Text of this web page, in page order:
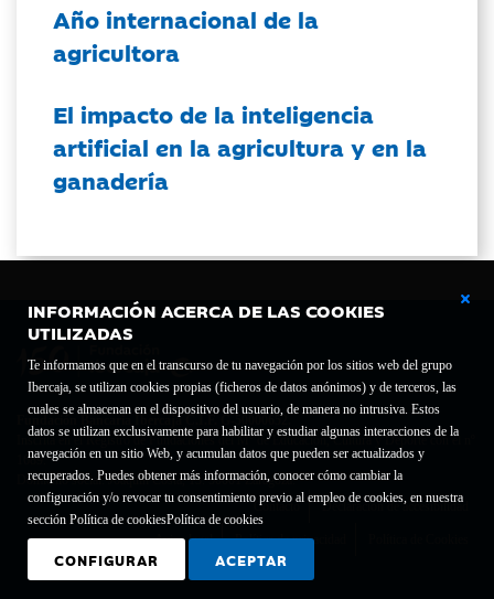
INFORMACIÓN ACERCA DE LAS COOKIES
UTILIZADAS
Te informamos que en el transcurso de tu navegación por los sitios web del grupo
Ibercaja, se utilizan cookies propias (ficheros de datos anónimos) y de terceros, las
cuales se almacenan en el dispositivo del usuario, de manera no intrusiva. Estos
datos se utilizan exclusivamente para habilitar y estudiar algunas interacciones de la
navegación en un sitio Web, y acumulan datos que pueden ser actualizados y
recuperados. Puedes obtener más información, conocer cómo cambiar la
configuración y/o revocar tu consentimiento previo al empleo de cookies, en nuestra
sección Política de cookiesPolítica de cookies
CONFIGURAR ACEPTAR
Año internacional de la
agricultora
El impacto de la inteligencia
artificial en la agricultura y en la
ganadería
Fundación Bancaria Ibercaja C.I.F. G-50000652.
Inscrita en el Registro de Fundaciones del Mº de Educación, Cultura y Deporte con el nº
1689.
Domicilio social: Joaquín Costa, 13. 50001 Zaragoza.
Contacto
Declaración de accesibilidad
Aviso legal Política de privacidad